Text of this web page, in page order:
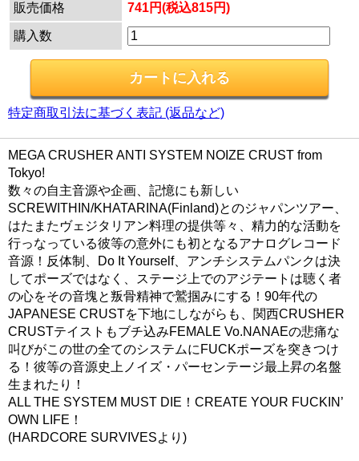
販売価格
741円(税込815円)
購入数
特定商取引法に基づく表記 (返品など)
MEGA CRUSHER ANTI SYSTEM NOIZE CRUST from
Tokyo!
数々の自主音源や企画、記憶にも新しい
SCREWITHIN/KHATARINA(Finland)とのジャパンツアー、
はたまたヴェジタリアン料理の提供等々、精力的な活動を
行っなっている彼等の意外にも初となるアナログレコード
音源！反体制、Do It Yourself、アンチシステムパンクは決
してポーズではなく、ステージ上でのアジテートは聴く者
の心をその音塊と叛骨精神で鷲掴みにする！90年代の
JAPANESE CRUSTを下地にしながらも、関西CRUSHER
CRUSTテイストもブチ込みFEMALE Vo.NANAEの悲痛な
叫びがこの世の全てのシステムにFUCKポーズを突きつけ
る！彼等の音源史上ノイズ・パーセンテージ最上昇の名盤
生まれたり！
ALL THE SYSTEM MUST DIE！CREATE YOUR FUCKIN’
OWN LIFE！
(HARDCORE SURVIVESより)